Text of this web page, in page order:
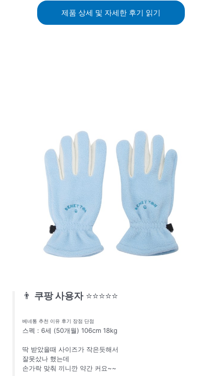
제품 상세 및 자세한 후기 읽기
👨 쿠팡 사용자 ⭐⭐⭐⭐⭐
베네통 추천 이유 후기 장점 단점
스펙 : 6세 (50개월) 106cm 18kg
딱 받았을때 사이즈가 작은듯해서
잘못샀나 했는데
손가락 맞춰 끼니깐 약간 커요~~